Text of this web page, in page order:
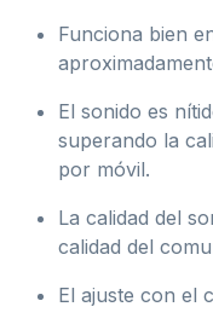
Funciona bien
El sonido es
superando la
por móvil.
La calidad del
calidad del
El ajuste con el